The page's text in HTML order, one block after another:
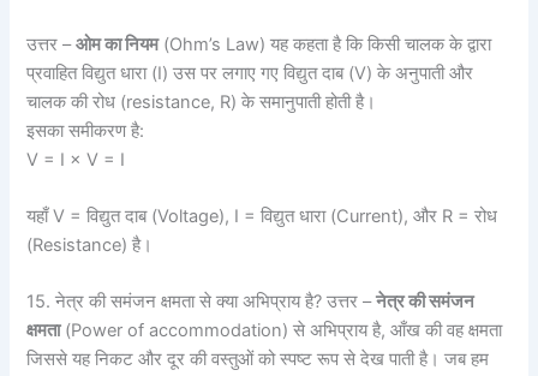
उत्तर –ओम का नियम(Ohm’s Law) यह कहता है कि किसी चालक के द्वारा
प्रवाहित विद्युत धारा (I) उस पर लगाए गए विद्युत दाब (V) के अनुपाती और
चालक की रोध (resistance, R) के समानुपाती होती है।
इसका समीकरण है:
V = I × V = I
यहाँ V = विद्युत दाब (Voltage), I = विद्युत धारा (Current), और R = रोध
(Resistance) है।
15. नेत्र की समंजन क्षमता से क्या अभिप्राय है? उत्तर –नेत्र की समंजन
क्षमता(Power of accommodation) से अभिप्राय है, आँख की वह क्षमता
जिससे यह निकट और दूर की वस्तुओं को स्पष्ट रूप से देख पाती है। जब हम